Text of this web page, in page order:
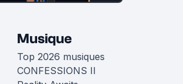
Musique
Top 2026 musiques
CONFESSIONS II